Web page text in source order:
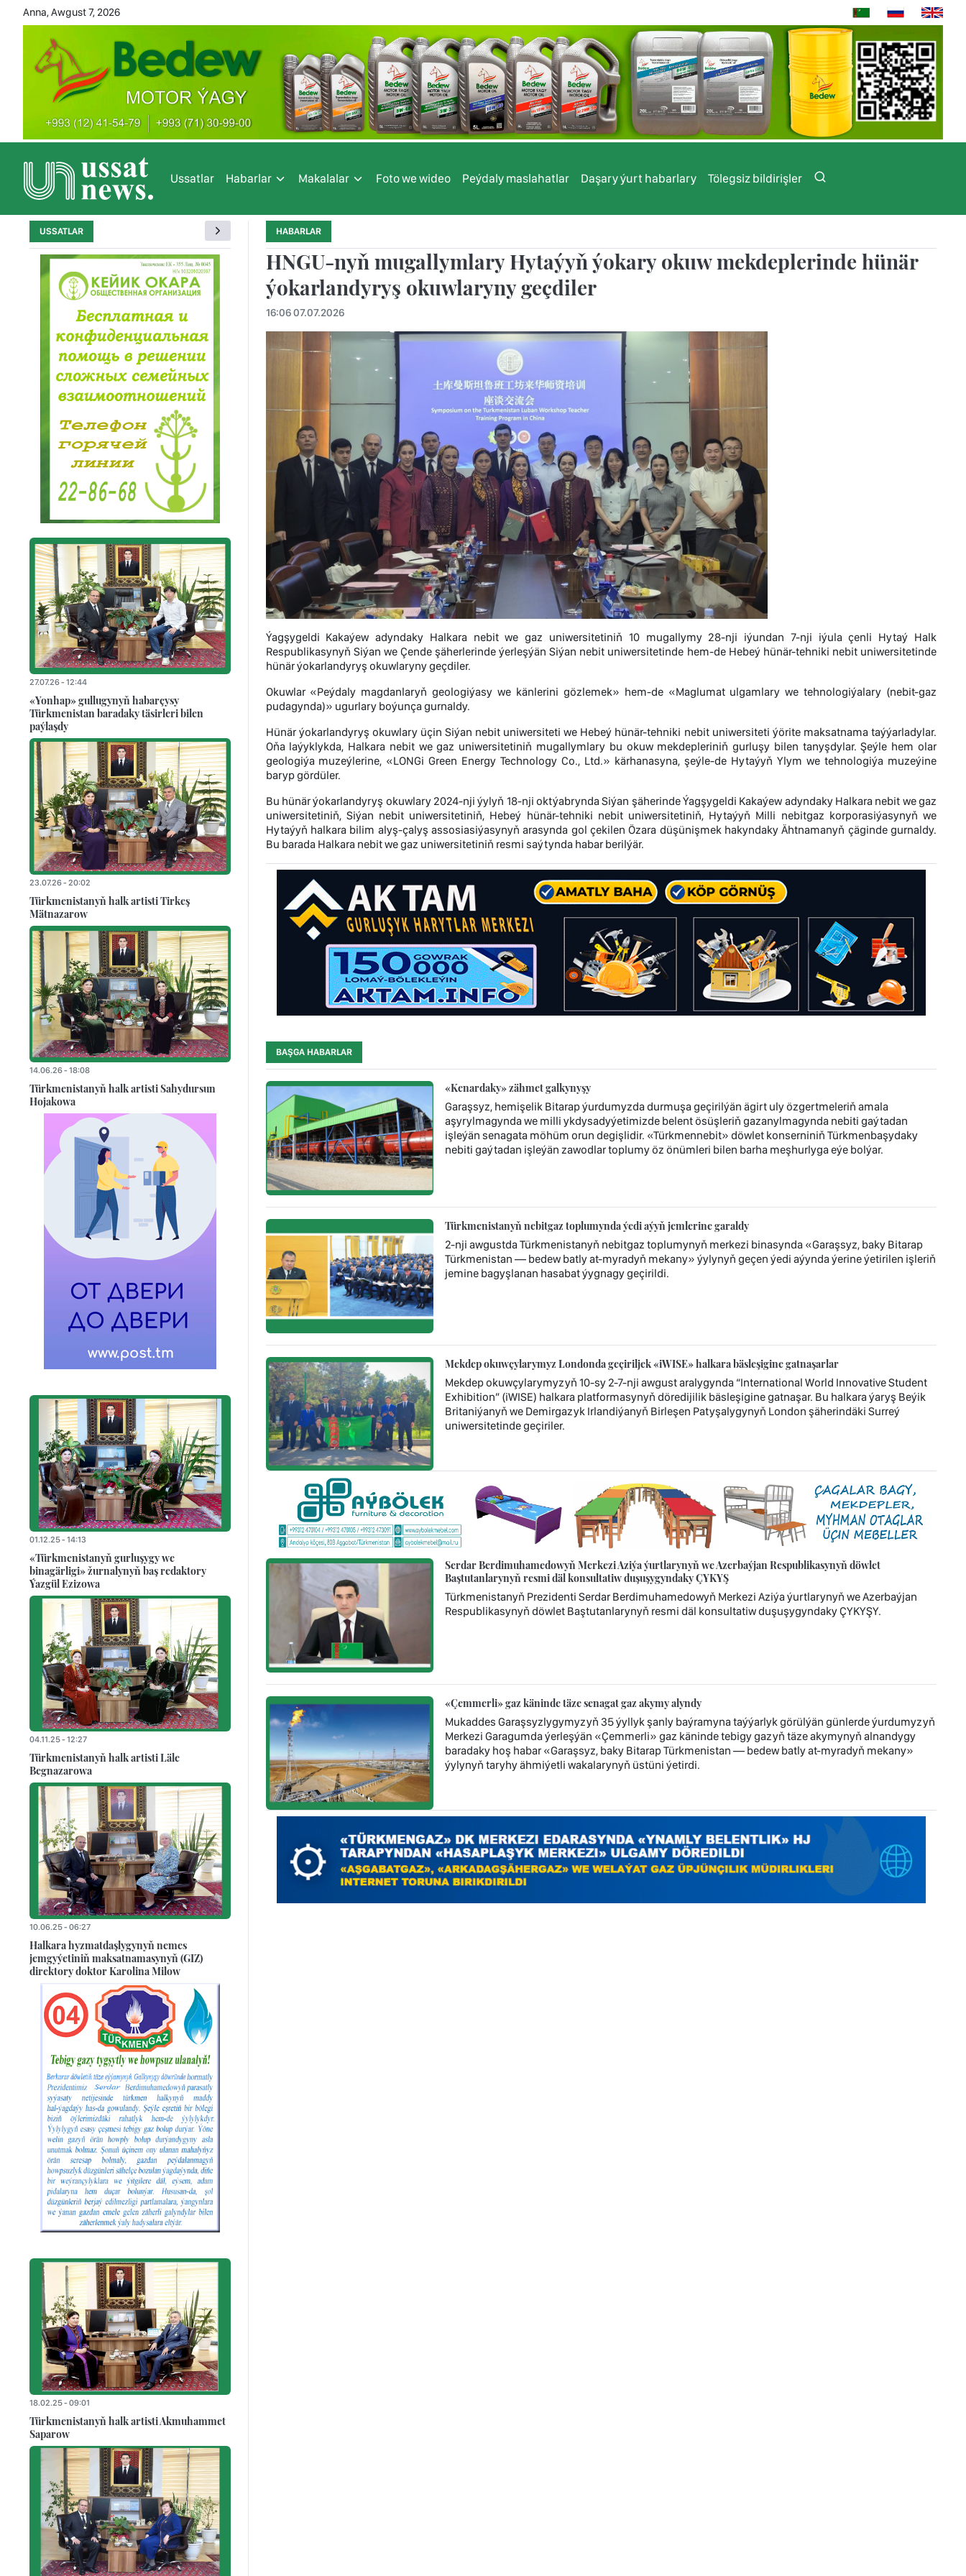
Anna, Awgust 7, 2026
Ussatlar Habarlar Makalalar Foto we wideo Peýdaly maslahatlar Daşary ýurt habarlary Tölegsiz bildirişler
HABARLAR
HNGU-nyň mugallymlary Hytaýyň ýokary okuw mekdeplerinde hünär
ýokarlandyryş okuwlaryny geçdiler
16:06 07.07.2026
Ýagşygeldi Kakaýew adyndaky Halkara nebit we gaz uniwersitetiniň 10 mugallymy 28-nji iýundan 7-nji iýula çenli Hytaý Halk
Respublikasynyň Siýan we Çende şäherlerinde ýerleşýän Siýan nebit uniwersitetinde hem-de Hebeý hünär-tehniki nebit uniwersitetinde
hünär ýokarlandyryş okuwlaryny geçdiler.
Okuwlar «Peýdaly magdanlaryň geologiýasy we känlerini gözlemek» hem-de «Maglumat ulgamlary we tehnologiýalary (nebit-gaz
pudagynda)» ugurlary boýunça gurnaldy.
Hünär ýokarlandyryş okuwlary üçin Siýan nebit uniwersiteti we Hebeý hünär-tehniki nebit uniwersiteti ýörite maksatnama taýýarladylar.
Oňa laýyklykda, Halkara nebit we gaz uniwersitetiniň mugallymlary bu okuw mekdepleriniň gurluşy bilen tanyşdylar. Şeýle hem olar
geologiýa muzeýlerine, «LONGi Green Energy Technology Co., Ltd.» kärhanasyna, şeýle-de Hytaýyň Ylym we tehnologiýa muzeýine
baryp gördüler.
Bu hünär ýokarlandyryş okuwlary 2024-nji ýylyň 18-nji oktýabrynda Siýan şäherinde Ýagşygeldi Kakaýew adyndaky Halkara nebit we gaz
uniwersitetiniň, Siýan nebit uniwersitetiniň, Hebeý hünär-tehniki nebit uniwersitetiniň, Hytaýyň Milli nebitgaz korporasiýasynyň we
Hytaýyň halkara bilim alyş-çalyş assosiasiýasynyň arasynda gol çekilen Özara düşünişmek hakyndaky Ähtnamanyň çäginde gurnaldy.
Bu barada Halkara nebit we gaz uniwersitetiniň resmi saýtynda habar berilýär.
BAŞGA HABARLAR
«Kenardaky» zähmet galkynyşy
Garaşsyz, hemişelik Bitarap ýurdumyzda durmuşa geçirilýän ägirt uly özgertmeleriň amala
aşyrylmagynda we milli ykdysadyýetimizde belent ösüşleriň gazanylmagynda nebiti gaýtadan
işleýän senagata möhüm orun degişlidir. «Türkmennebit» döwlet konserniniň Türkmenbaşydaky
nebiti gaýtadan işleýän zawodlar toplumy öz önümleri bilen barha meşhurlyga eýe bolýar.
Türkmenistanyň nebitgaz toplumynda ýedi aýyň jemlerine garaldy
2-nji awgustda Türkmenistanyň nebitgaz toplumynyň merkezi binasynda «Garaşsyz, baky Bitarap
Türkmenistan — bedew batly at-myradyň mekany» ýylynyň geçen ýedi aýynda ýerine ýetirilen işleriň
jemine bagyşlanan hasabat ýygnagy geçirildi.
Mekdep okuwçylarymyz Londonda geçiriljek «iWISE» halkara bäsleşigine gatnaşarlar
Mekdep okuwçylarymyzyň 10-sy 2-7-nji awgust aralygynda “International World Innovative Student
Exhibition” (iWISE) halkara platformasynyň döredijilik bäsleşigine gatnaşar. Bu halkara ýaryş Beýik
Britaniýanyň we Demirgazyk Irlandiýanyň Birleşen Patyşalygynyň London şäherindäki Surreý
uniwersitetinde geçiriler.
Serdar Berdimuhamedowyň Merkezi Aziýa ýurtlarynyň we Azerbaýjan Respublikasynyň döwlet
Baştutanlarynyň resmi däl konsultatiw duşuşygyndaky ÇYKYŞ
Türkmenistanyň Prezidenti Serdar Berdimuhamedowyň Merkezi Aziýa ýurtlarynyň we Azerbaýjan
Respublikasynyň döwlet Baştutanlarynyň resmi däl konsultatiw duşuşygyndaky ÇYKYŞY.
«Çemmerli» gaz käninde täze senagat gaz akymy alyndy
Mukaddes Garaşsyzlygymyzyň 35 ýyllyk şanly baýramyna taýýarlyk görülýän günlerde ýurdumyzyň
Merkezi Garagumda ýerleşýän «Çemmerli» gaz käninde tebigy gazyň täze akymynyň alnandygy
baradaky hoş habar «Garaşsyz, baky Bitarap Türkmenistan — bedew batly at-myradyň mekany»
ýylynyň taryhy ähmiýetli wakalarynyň üstüni ýetirdi.
USSATLAR
27.07.26 - 12:44
«Yonhap» gullugynyň habarçysy
Türkmenistan baradaky täsirleri bilen
paýlaşdy
23.07.26 - 20:02
Türkmenistanyň halk artisti Tirkeş
Mätnazarow
14.06.26 - 18:08
Türkmenistanyň halk artisti Sahydursun
Hojakowa
01.12.25 - 14:13
«Türkmenistanyň gurluşygy we
binagärligi» žurnalynyň baş redaktory
Ýazgül Ezizowa
04.11.25 - 12:27
Türkmenistanyň halk artisti Läle
Begnazarowa
10.06.25 - 06:27
Halkara hyzmatdaşlygynyň nemes
jemgyýetiniň maksatnamasynyň (GIZ)
direktory doktor Karolina Milow
18.02.25 - 09:01
Türkmenistanyň halk artisti Akmuhammet
Saparow